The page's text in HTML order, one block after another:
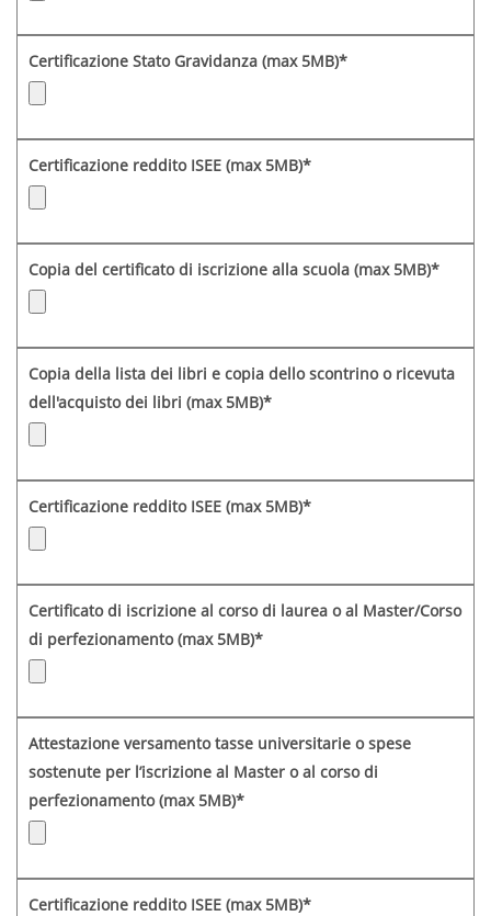
Certificazione Stato Gravidanza (max 5MB)*
Certificazione reddito ISEE (max 5MB)*
Copia del certificato di iscrizione alla scuola (max 5MB)*
Copia della lista dei libri e copia dello scontrino o ricevuta
dell'acquisto dei libri (max 5MB)*
Certificazione reddito ISEE (max 5MB)*
Certificato di iscrizione al corso di laurea o al Master/Corso
di perfezionamento (max 5MB)*
Attestazione versamento tasse universitarie o spese
sostenute per l’iscrizione al Master o al corso di
perfezionamento (max 5MB)*
Certificazione reddito ISEE (max 5MB)*